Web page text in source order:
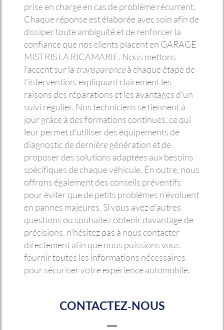
prise en charge en cas de problème récurrent.
Chaque réponse est élaborée avec soin afin de
dissiper toute ambiguïté et de renforcer la
confiance que nos clients placent en GARAGE
MISTRIS LA RICAMARIE. Nous mettons
l'accent sur la transparenceà chaque étape de
l'intervention, expliquant clairement les
raisons des réparations et les avantages d'un
suivi régulier. Nos techniciens se tiennent à
jour grâce à des formations continues, ce qui
leur permet d'utiliser des équipements de
diagnostic de dernière génération et de
proposer des solutions adaptées aux besoins
spécifiques de chaque véhicule. En outre, nous
offrons également des conseils préventifs
pour éviter que de petits problèmes n'évoluent
en pannes majeures. Si vous avez d'autres
questions ou souhaitez obtenir davantage de
précisions, n'hésitez pas à nous contacter
directement afin que nous puissions vous
fournir toutes les informations nécessaires
pour sécuriser votre expérience automobile.
CONTACTEZ-NOUS